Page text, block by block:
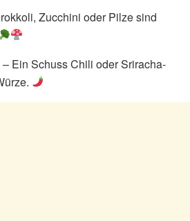
Zucchini oder Pilze sind
Ein Schuss Chili oder Sriracha-